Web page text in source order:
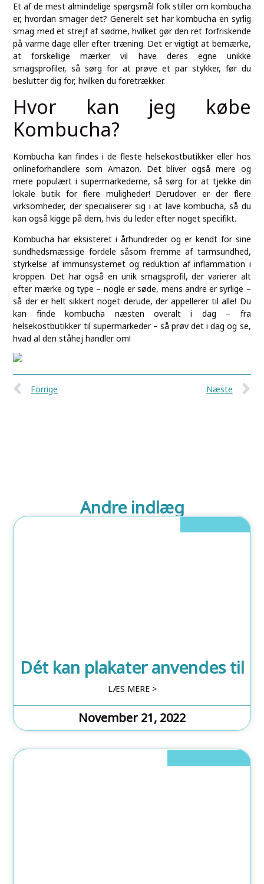
Et af de mest almindelige spørgsmål folk stiller om kombucha
er, hvordan smager det? Generelt set har kombucha en syrlig
smag med et strejf af sødme, hvilket gør den ret forfriskende
på varme dage eller efter træning. Det er vigtigt at bemærke,
at forskellige mærker vil have deres egne unikke
smagsprofiler, så sørg for at prøve et par stykker, før du
beslutter dig for, hvilken du foretrækker.
Hvor kan jeg købe
Kombucha?
Kombucha kan findes i de fleste helsekostbutikker eller hos
onlineforhandlere som Amazon. Det bliver også mere og
mere populært i supermarkederne, så sørg for at tjekke din
lokale butik for flere muligheder! Derudover er der flere
virksomheder, der specialiserer sig i at lave kombucha, så du
kan også kigge på dem, hvis du leder efter noget specifikt.
Kombucha har eksisteret i århundreder og er kendt for sine
sundhedsmæssige fordele såsom fremme af tarmsundhed,
styrkelse af immunsystemet og reduktion af inflammation i
kroppen. Det har også en unik smagsprofil, der varierer alt
efter mærke og type – nogle er søde, mens andre er syrlige –
så der er helt sikkert noget derude, der appellerer til alle! Du
kan finde kombucha næsten overalt i dag – fra
helsekostbutikker til supermarkeder – så prøv det i dag og se,
hvad al den ståhej handler om!
Forrige Næste
Andre indlæg
Dét kan plakater anvendes til
LÆS MERE >
November 21, 2022